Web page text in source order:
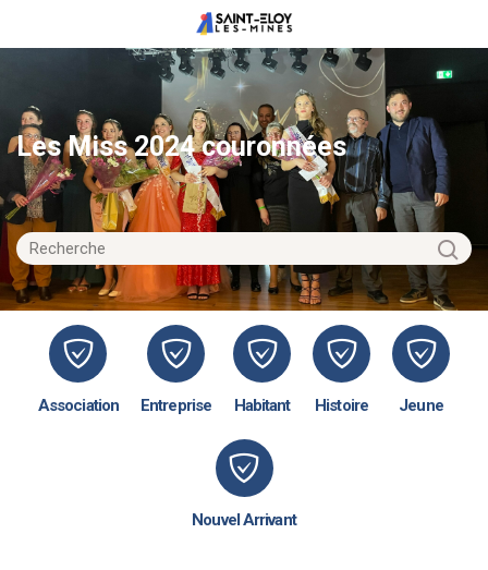
Les Miss 2024 couronnées
Association Entreprise Habitant Histoire Jeune
Nouvel Arrivant